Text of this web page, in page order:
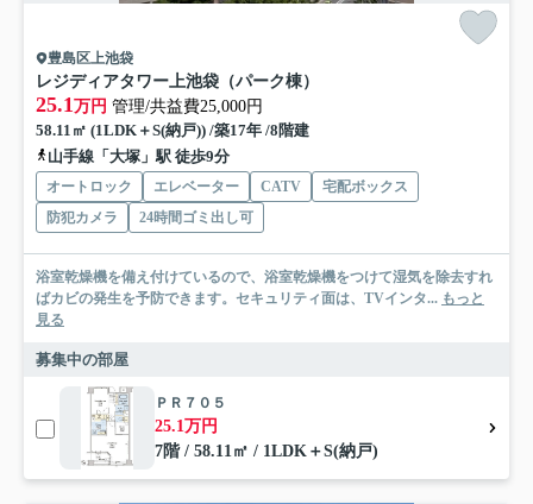
豊島区上池袋
レジディアタワー上池袋（パーク棟）
25.1万円 管理/共益費25,000円
58.11㎡ (1LDK＋S(納戸)) /築17年 /8階建
山手線「大塚」駅 徒歩9分
オートロック エレベーター CATV
宅配ボックス
防犯カメラ
24時間ゴミ出し可
浴室乾燥機を備え付けているので、浴室乾燥機をつけて湿気を除去すれ
ばカビの発生を予防できます。セキュリティ面は、TVインタ... もっと
見る
募集中の部屋
ＰＲ７０５
25.1万円
7階 / 58.11㎡ / 1LDK＋S(納戸)